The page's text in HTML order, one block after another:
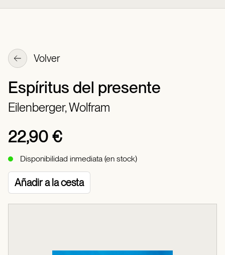
Volver
Espíritus del presente
Eilenberger, Wolfram
22,90 €
Disponibilidad inmediata (en stock)
Añadir a la cesta